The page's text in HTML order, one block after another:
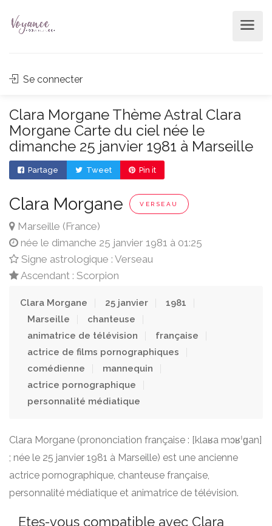
Se connecter
Clara Morgane Thème Astral Clara
Morgane Carte du ciel née le
dimanche 25 janvier 1981 à Marseille
Partage Tweet Pin it
Clara Morgane VERSEAU
Marseille (France)
née le dimanche 25 janvier 1981 à 01:25
Signe astrologique : Verseau
Ascendant : Scorpion
Clara Morgane 25 janvier
1981
Marseille
chanteuse
animatrice de télévision
française
actrice de films pornographiques
comédienne
mannequin
actrice pornographique
personnalité médiatique
Clara Morgane (prononciation française : [klaʁa mɔʁˈɡan]
; née le 25 janvier 1981 à Marseille) est une ancienne
actrice pornographique, chanteuse française,
personnalité médiatique et animatrice de télévision.
Etes-vous compatible avec Clara